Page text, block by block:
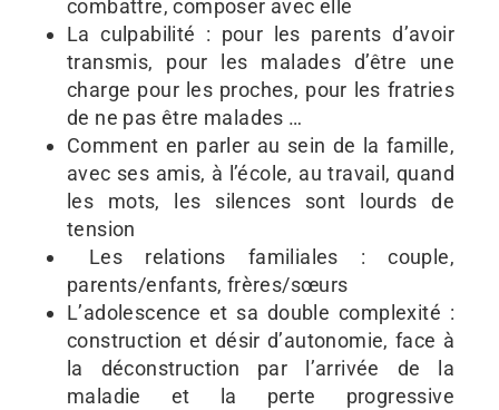
combattre, composer avec elle
La culpabilité : pour les parents d’avoir
transmis, pour les malades d’être une
charge pour les proches, pour les fratries
de ne pas être malades …
Comment en parler au sein de la famille,
avec ses amis, à l’école, au travail, quand
les mots, les silences sont lourds de
tension
Les relations familiales : couple,
parents/enfants, frères/sœurs
L’adolescence et sa double complexité :
construction et désir d’autonomie, face à
la déconstruction par l’arrivée de la
maladie et la perte progressive